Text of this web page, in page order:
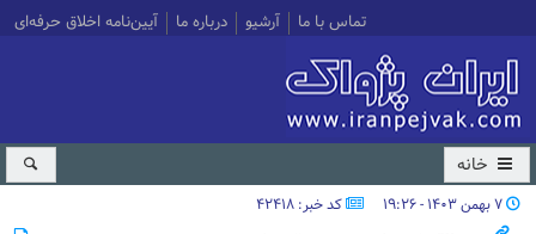
تماس با ما آرشیو درباره ما آیین‌نامه اخلاق حرفه‌ای
خانه
۷ بهمن ۱۴۰۳ - ۱۹:۲۶ کد خبر: 42418